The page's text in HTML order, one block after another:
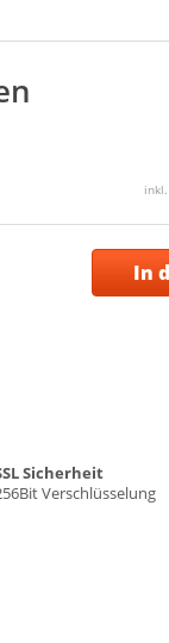
In
Sicherheit
Verschlüsselung